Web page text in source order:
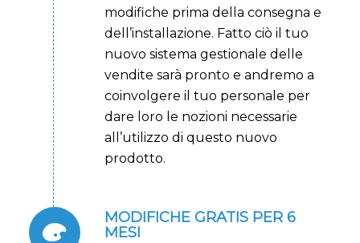
modifiche prima della consegna e
dell’installazione. Fatto ciò il tuo
nuovo sistema gestionale delle
vendite sarà pronto e andremo a
coinvolgere il tuo personale per
dare loro le nozioni necessarie
all’utilizzo di questo nuovo
prodotto.
MODIFICHE GRATIS PER 6
MESI